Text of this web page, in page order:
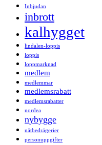
Inbjudan
inbrott
kalhygget
lindalen-loppis
loppis
loppmarknad
medlem
medlemmar
medlemsrabatt
medlemsrabatter
nordea
nybygge
nätbedrägerier
personuppgifter